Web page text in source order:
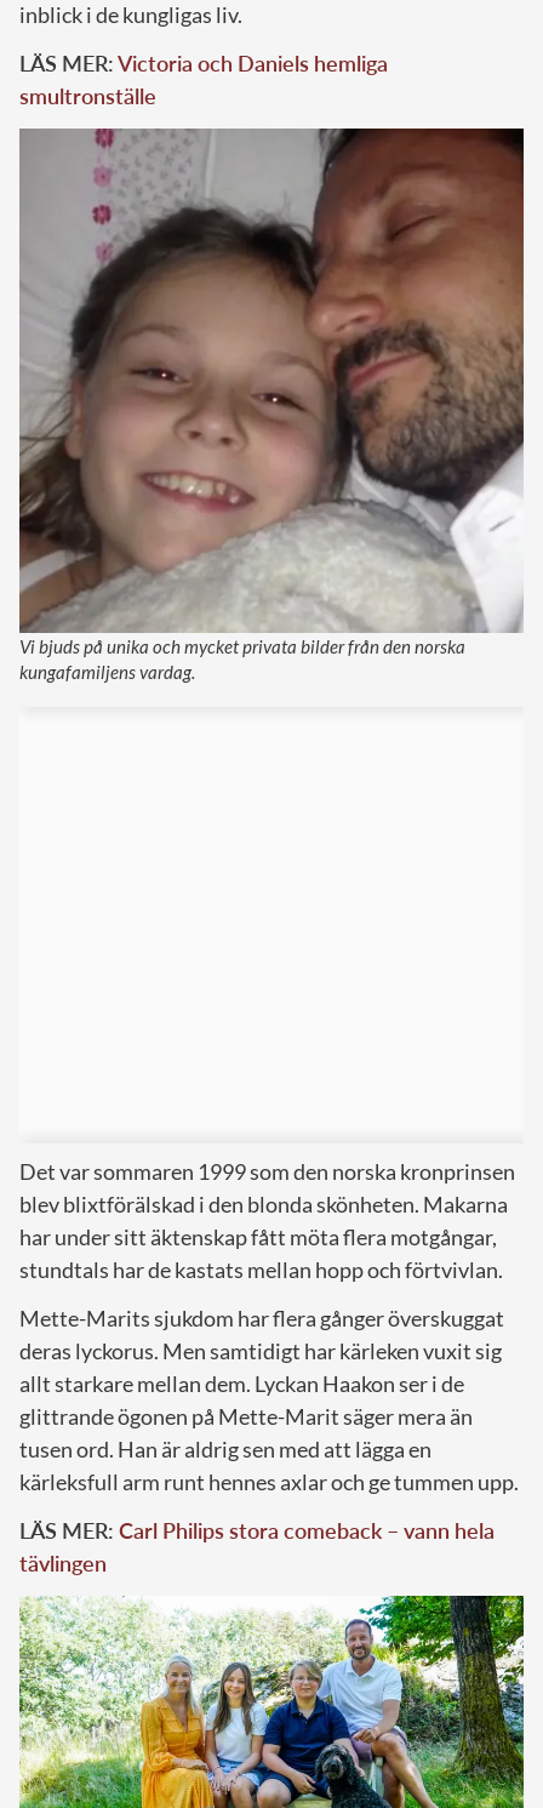
inblick i de kungligas liv.
LÄS MER:Victoria och Daniels hemliga
smultronställe
Vi bjuds på unika och mycket privata bilder från den norska
kungafamiljens vardag.
Det var sommaren 1999 som den norska kronprinsen
blev blixtförälskad i den blonda skönheten. Makarna
har under sitt äktenskap fått möta flera motgångar,
stundtals har de kastats mellan hopp och förtvivlan.
Mette-Marits sjukdom har flera gånger överskuggat
deras lyckorus. Men samtidigt har kärleken vuxit sig
allt starkare mellan dem. Lyckan Haakon ser i de
glittrande ögonen på Mette-Marit säger mera än
tusen ord. Han är aldrig sen med att lägga en
kärleksfull arm runt hennes axlar och ge tummen upp.
LÄS MER: Carl Philips stora comeback – vann hela
tävlingen